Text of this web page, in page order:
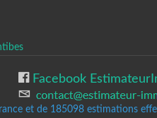
Facebook
et de 185098estimations